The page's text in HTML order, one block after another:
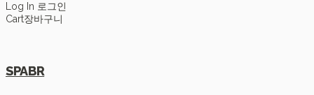
Log In 로그인
Cart장바구니
SPABR